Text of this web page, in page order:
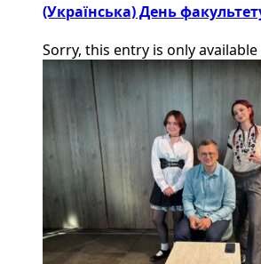
(Українська) День
Sorry, this entry is only available